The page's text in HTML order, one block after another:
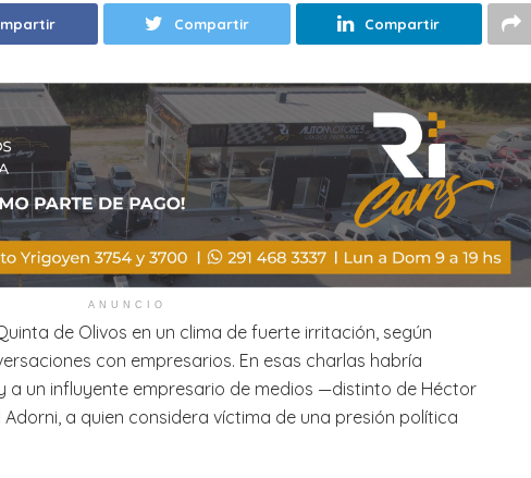
Compartir Compartir
ANUNCIO
de Olivos en un clima de fuerte irritación, según
con empresarios. En esas charlas habría
a un influyente empresario de medios —distinto de Héctor
a quien considera víctima de una presión política